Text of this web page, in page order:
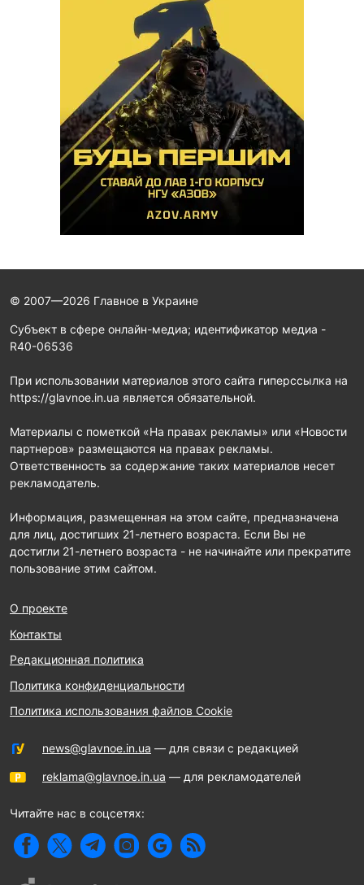
© 2007—2026 Главное в Украине
Субъект в сфере онлайн-медиа; идентификатор медиа -
R40-06536
При использовании материалов этого сайта гиперссылка на
https://glavnoe.in.ua является обязательной.
Материалы с пометкой «На правах рекламы» или «Новости
партнеров» размещаются на правах рекламы.
Ответственность за содержание таких материалов несет
рекламодатель.
Информация, размещенная на этом сайте, предназначена
для лиц, достигших 21-летнего возраста. Если Вы не
достигли 21-летнего возраста - не начинайте или прекратите
пользование этим сайтом.
О проекте
Контакты
Редакционная политика
Политика конфиденциальности
Политика использования файлов Cookie
news@glavnoe.in.ua — для связи с редакцией
reklama@glavnoe.in.ua — для рекламодателей
Читайте нас в соцсетях: